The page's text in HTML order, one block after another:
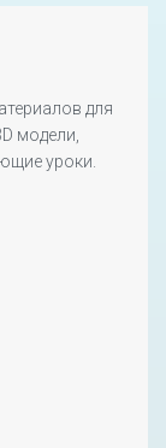
для
модели,
уроки.